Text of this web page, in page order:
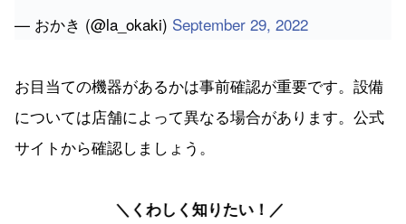
— おかき (@la_okaki) September 29, 2022
お目当ての機器があるかは事前確認が重要です。設備
については店舗によって異なる場合があります。公式
サイトから確認しましょう。
＼くわしく知りたい！／